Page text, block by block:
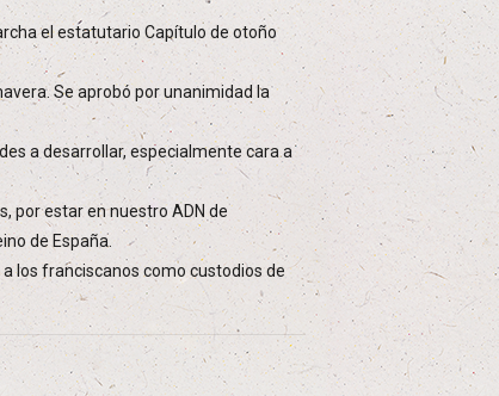
el estatutario Capítulo de otoño
Se aprobó por unanimidad la
a desarrollar, especialmente cara a
por estar en nuestro ADN de
de España.
los franciscanos como custodios de